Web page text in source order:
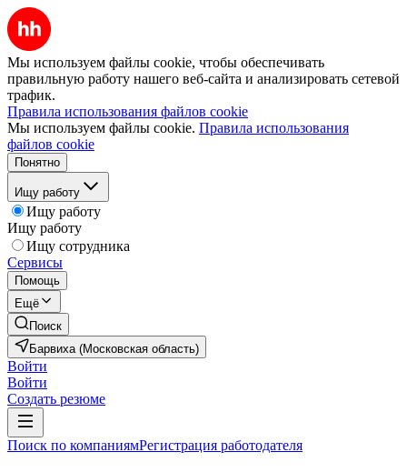
Мы используем файлы cookie, чтобы обеспечивать
правильную работу нашего веб-сайта и анализировать сетевой
трафик.
Правила использования файлов cookie
Мы используем файлы cookie. Правила использования
файлов cookie
Понятно
Ищу работу
Ищу работу
Ищу работу
Ищу сотрудника
Сервисы
Помощь
Ещё
Поиск
Барвиха (Московская область)
Войти
Войти
Создать резюме
Поиск по компаниямРегистрация работодателя